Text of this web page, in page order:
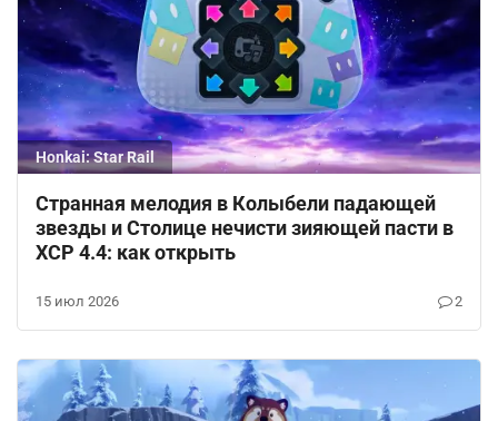
Honkai: Star Rail
Странная мелодия в Колыбели падающей
звезды и Столице нечисти зияющей пасти в
ХСР 4.4: как открыть
15 июл 2026 2